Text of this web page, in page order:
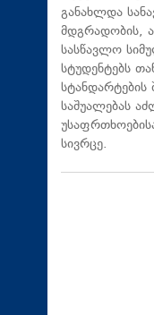
განახლდა
მდგრადობის,
სასწავლო
სტუდენტებს
სტანდარტების
საშუალებას
სივრცე.